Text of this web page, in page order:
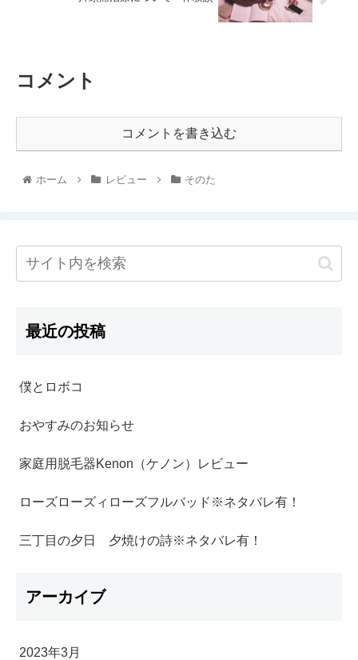
コメント
コメントを書き込む
ホーム レビュー そのた
最近の投稿
僕とロボコ
おやすみのお知らせ
家庭用脱毛器Kenon（ケノン）レビュー
ローズローズィローズフルバッド※ネタバレ有！
三丁目の夕日 夕焼けの詩※ネタバレ有！
アーカイブ
2023年3月